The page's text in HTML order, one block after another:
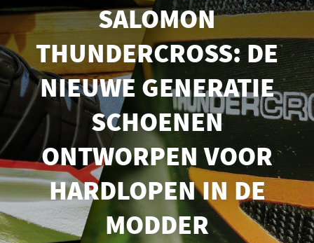
Agenda
Clinics
Conferenties
Race
Travel
Travel
SALOMON
THUNDERCROSS: DE
NIEUWE GENERATIE
SCHOENEN
ONTWORPEN VOOR
HARDLOPEN IN DE
MODDER